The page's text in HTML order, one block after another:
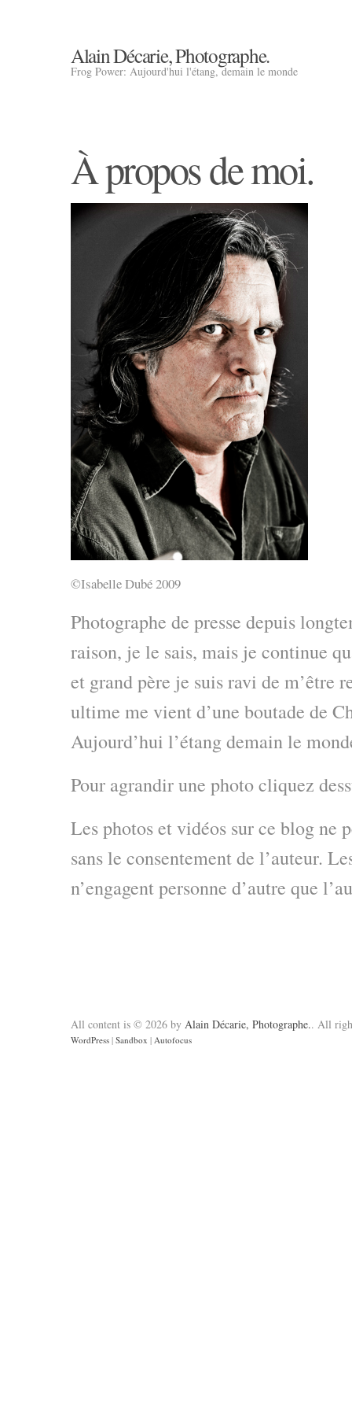
Alain Décarie, Photographe.
Frog Power: Aujourd'hui l'étang, demain le monde
À propos de moi.
©Isabelle Dubé 2009
Photographe de presse depuis
raison, je le sais, mais je continue
et grand père je suis ravi de m’être
ultime me vient d’une boutade de
Aujourd’hui l’étang demain le
Pour agrandir une photo cliquez
Les photos et vidéos sur ce blog ne
sans le consentement de l’auteur.
n’engagent personne d’autre que
All content is © 2026 by Alain Décarie, Photographe.. All
WordPress | Sandbox | Autofocus